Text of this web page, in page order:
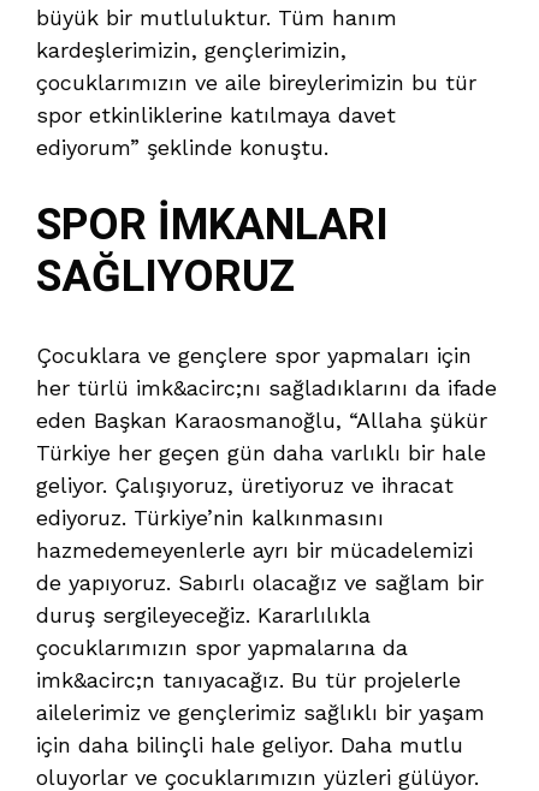
büyük bir mutluluktur. Tüm hanım
kardeşlerimizin, gençlerimizin,
çocuklarımızın ve aile bireylerimizin bu tür
spor etkinliklerine katılmaya davet
ediyorum” şeklinde konuştu.
SPOR İMKANLARI
SAĞLIYORUZ
Çocuklara ve gençlere spor yapmaları için
her türlü imk&acirc;nı sağladıklarını da ifade
eden Başkan Karaosmanoğlu, “Allaha şükür
Türkiye her geçen gün daha varlıklı bir hale
geliyor. Çalışıyoruz, üretiyoruz ve ihracat
ediyoruz. Türkiye’nin kalkınmasını
hazmedemeyenlerle ayrı bir mücadelemizi
de yapıyoruz. Sabırlı olacağız ve sağlam bir
duruş sergileyeceğiz. Kararlılıkla
çocuklarımızın spor yapmalarına da
imk&acirc;n tanıyacağız. Bu tür projelerle
ailelerimiz ve gençlerimiz sağlıklı bir yaşam
için daha bilinçli hale geliyor. Daha mutlu
oluyorlar ve çocuklarımızın yüzleri gülüyor.